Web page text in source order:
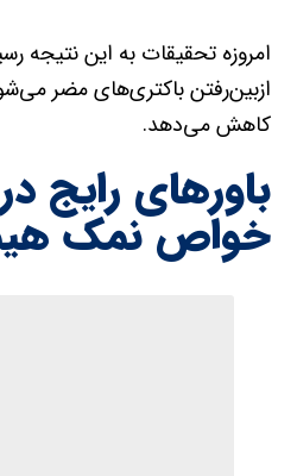
امروزه تحقیقات به این نتیجه
ازبین‌رفتن باکتری‌های مضر
کاهش می‌دهد.
باورهای رایج
خواص نمک